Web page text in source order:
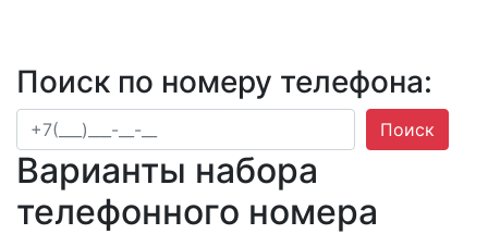
Поиск по номеру телефона:
Поиск
Варианты набора
телефонного номера